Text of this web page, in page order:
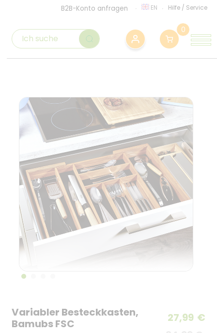
B2B-Konto anfragen EN Hilfe / Service
0
Variabler Besteckkasten,
Bamubs FSC
27,99 €